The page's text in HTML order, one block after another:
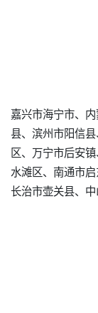
嘉兴市海宁市、
县、滨州市阳信
区、万宁市后安
水滩区、南通市
长治市壶关县、